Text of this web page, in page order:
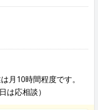
月10時間程度です。
は応相談）